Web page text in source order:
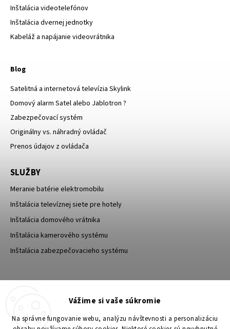
Vážime si vaše súkromie
Na správne fungovanie webu, analýzu návštevnosti a personalizáciu
Inštalácia videotelefónov
Inštalácia dvernej jednotky
Kabeláž a napájanie videovrátnika
Blog
Satelitná a internetová televízia Skylink
Domový alarm Satel alebo Jablotron ?
Zabezpečovací systém
Originálny vs. náhradný ovládač
Prenos údajov z ovládača
SLUŽBY
Meranie batérie elektromobilu
Inštalácia televíznej siete pre hotely
Inštalácia domového vrátnika
Inštalácia kamerového systému
Inštalácia zabezpečovacieho systému